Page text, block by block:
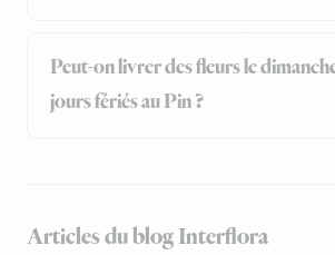
Peut-on livrer des fleurs le
jours fériés au Pin ?
Articles du blog Interflora